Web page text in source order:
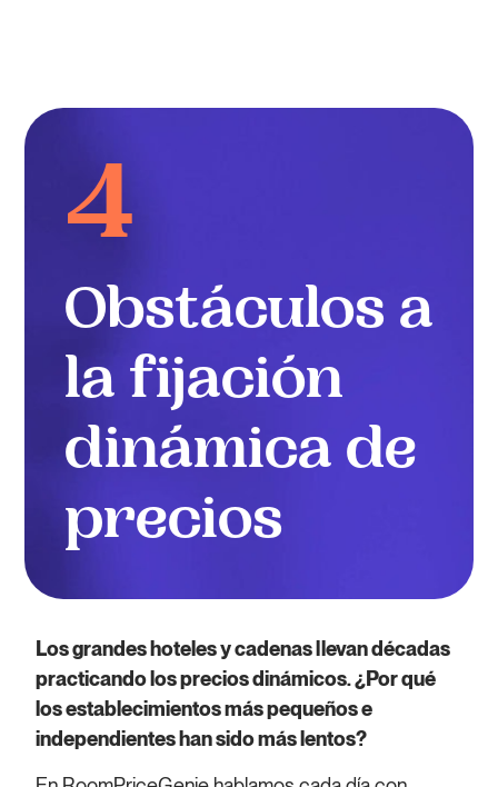
4
Obstáculos a
la fijación
dinámica de
precios
Los grandes hoteles y cadenas llevan décadas
practicando los precios dinámicos. ¿Por qué
los establecimientos más pequeños e
independientes han sido más lentos?